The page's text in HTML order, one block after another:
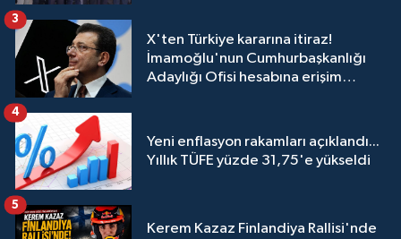
X'ten Türkiye kararına itiraz!
İmamoğlu'nun Cumhurbaşkanlığı
Adaylığı Ofisi hesabına erişim
3
Yeni enflasyon rakamları açıklandı...
Yıllık TÜFE yüzde 31,75'e yükseldi
4
Kerem Kazaz Finlandiya Rallisi'nde
5